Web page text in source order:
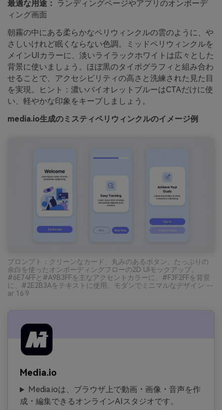
最適な用途：
ランディングページやアプリのオンボーデ
ィング画面
朝霧の中にある柔らかなペリウィンクルの雲のように、や
さしいけれど眠くならない色調。ミッドペリウィンクルを
メインUIカラーに、淡いライラックホワイトは広々とした
背景に使いましょう。ほぼ黒のタイポグラフィと組み合わ
せることで、アクセシビリティの高さと洗練された見た目
を実現。ヒント：濃いバイオレットブルーはCTAだけに使
い、軽やかな印象をキープしましょう。
media.io生成のミスティペリウィンクルのイメージ例
プロンプト：クリーンなカード、丸みのあるボタン、たっぷりの
余白を使ったオンボーディングフローの2D UIモックアップ。
#6E74FFと#A9B3FFを主なアクセントカラーに、#F3F2FFを背景
に、#2E2B3Aをテキストに使用。モダンでミニマルなデザイン --
ar 16:9
Media.io
Media.ioは、ブラウザ上で動画・画像・音声を作
成・編集できるオンラインAIスタジオです。